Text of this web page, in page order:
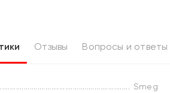
Отзывы Вопросы и ответы
Smeg